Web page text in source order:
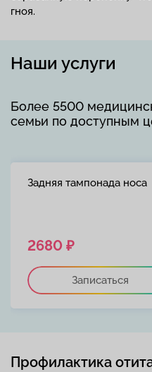
гноя.
Наши услуги
Более 5500
семьи по доступным
Задняя тампонада носа
2680 ₽
Записаться
Профилактика